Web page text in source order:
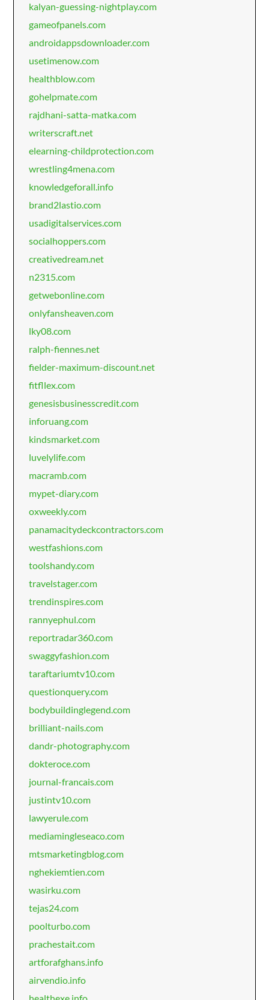
kalyan-guessing-nightplay.com
gameofpanels.com
androidappsdownloader.com
usetimenow.com
healthblow.com
gohelpmate.com
rajdhani-satta-matka.com
writerscraft.net
elearning-childprotection.com
wrestling4mena.com
knowledgeforall.info
brand2lastio.com
usadigitalservices.com
socialhoppers.com
creativedream.net
n2315.com
getwebonline.com
onlyfansheaven.com
lky08.com
ralph-fiennes.net
fielder-maximum-discount.net
fitfllex.com
genesisbusinesscredit.com
inforuang.com
kindsmarket.com
luvelylife.com
macramb.com
mypet-diary.com
oxweekly.com
panamacitydeckcontractors.com
westfashions.com
toolshandy.com
travelstager.com
trendinspires.com
rannyephul.com
reportradar360.com
swaggyfashion.com
taraftariumtv10.com
questionquery.com
bodybuildinglegend.com
brilliant-nails.com
dandr-photography.com
dokteroce.com
journal-francais.com
justintv10.com
lawyerule.com
mediamingleseaco.com
mtsmarketingblog.com
nghekiemtien.com
wasirku.com
tejas24.com
poolturbo.com
prachestait.com
artforafghans.info
airvendio.info